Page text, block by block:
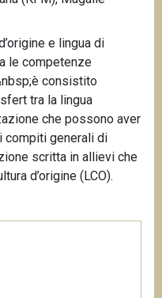
e lingua di
le competenze
consistito
tra la lingua
che possono aver
compiti generali di
scritta in allievi che
d’origine (LCO).